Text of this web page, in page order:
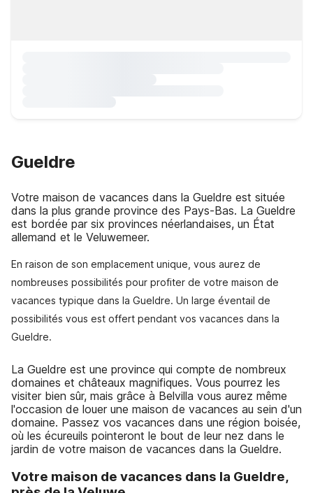
Gueldre
Votre maison de vacances dans la Gueldre est située
dans la plus grande province des Pays-Bas. La Gueldre
est bordée par six provinces néerlandaises, un État
allemand et le Veluwemeer.
En raison de son emplacement unique, vous aurez de
nombreuses possibilités pour profiter de votre maison de
vacances typique dans la Gueldre. Un large éventail de
possibilités vous est offert pendant vos vacances dans la
Gueldre.
La Gueldre est une province qui compte de nombreux
domaines et châteaux magnifiques. Vous pourrez les
visiter bien sûr, mais grâce à Belvilla vous aurez même
l'occasion de louer une maison de vacances au sein d'un
domaine. Passez vos vacances dans une région boisée,
où les écureuils pointeront le bout de leur nez dans le
jardin de votre maison de vacances dans la Gueldre.
Votre maison de vacances dans la Gueldre,